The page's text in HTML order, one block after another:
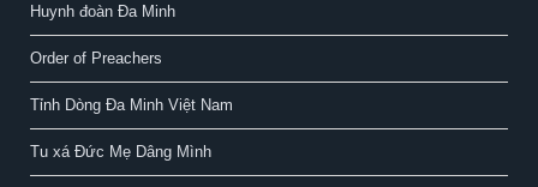
Huynh đoàn Đa Minh
Order of Preachers
Tỉnh Dòng Đa Minh Việt Nam
Tu xá Đức Mẹ Dâng Mình